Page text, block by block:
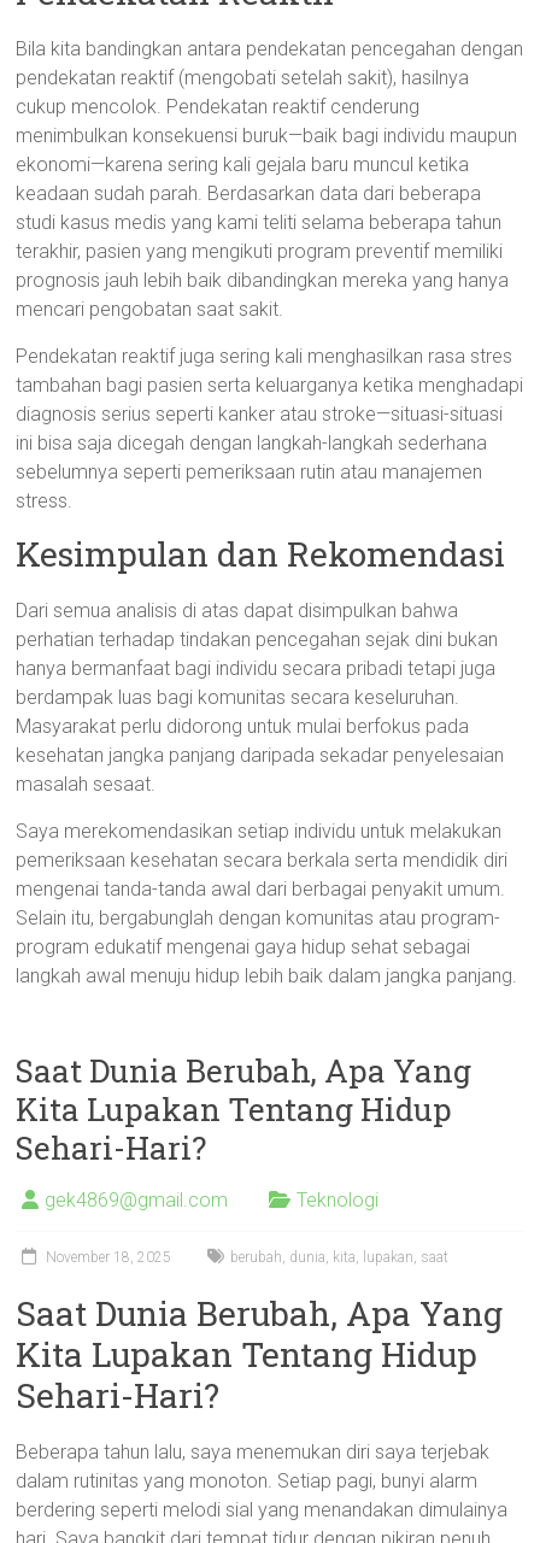
Bila kita bandingkan antara pendekatan pencegahan dengan
pendekatan reaktif (mengobati setelah sakit), hasilnya
cukup mencolok. Pendekatan reaktif cenderung
menimbulkan konsekuensi buruk—baik bagi individu maupun
ekonomi—karena sering kali gejala baru muncul ketika
keadaan sudah parah. Berdasarkan data dari beberapa
studi kasus medis yang kami teliti selama beberapa tahun
terakhir, pasien yang mengikuti program preventif memiliki
prognosis jauh lebih baik dibandingkan mereka yang hanya
mencari pengobatan saat sakit.
Pendekatan reaktif juga sering kali menghasilkan rasa stres
tambahan bagi pasien serta keluarganya ketika menghadapi
diagnosis serius seperti kanker atau stroke—situasi-situasi
ini bisa saja dicegah dengan langkah-langkah sederhana
sebelumnya seperti pemeriksaan rutin atau manajemen
stress.
Kesimpulan dan Rekomendasi
Dari semua analisis di atas dapat disimpulkan bahwa
perhatian terhadap tindakan pencegahan sejak dini bukan
hanya bermanfaat bagi individu secara pribadi tetapi juga
berdampak luas bagi komunitas secara keseluruhan.
Masyarakat perlu didorong untuk mulai berfokus pada
kesehatan jangka panjang daripada sekadar penyelesaian
masalah sesaat.
Saya merekomendasikan setiap individu untuk melakukan
pemeriksaan kesehatan secara berkala serta mendidik diri
mengenai tanda-tanda awal dari berbagai penyakit umum.
Selain itu, bergabunglah dengan komunitas atau program-
program edukatif mengenai gaya hidup sehat sebagai
langkah awal menuju hidup lebih baik dalam jangka panjang.
Saat Dunia Berubah, Apa Yang
Kita Lupakan Tentang Hidup
Sehari-Hari?
gek4869@gmail.com Teknologi
November 18, 2025 berubah, dunia, kita, lupakan, saat
Saat Dunia Berubah, Apa Yang
Kita Lupakan Tentang Hidup
Sehari-Hari?
Beberapa tahun lalu, saya menemukan diri saya terjebak
dalam rutinitas yang monoton. Setiap pagi, bunyi alarm
berdering seperti melodi sial yang menandakan dimulainya